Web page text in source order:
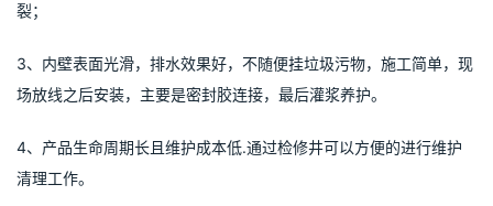
裂；
3、内壁表面光滑，排水效果好，不随便挂垃圾污物，施工简单，现
场放线之后安装，主要是密封胶连接，最后灌浆养护。
4、产品生命周期长且维护成本低.通过检修井可以方便的进行维护
清理工作。